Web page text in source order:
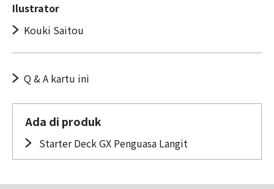
Ilustrator
Kouki Saitou
Q & A kartu ini
Ada di produk
Starter Deck GX Penguasa Langit